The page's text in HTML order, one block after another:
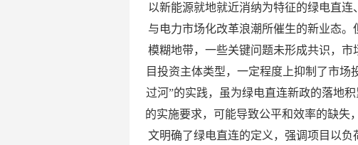
以新能源就地就近消纳为特征的绿电直
与电力市场化改革浪潮所催生的新业态
模糊地带，一些关键问题未形成共识，
目投资主体类型，一定程度上抑制了市
过河”的实践，虽为绿电直连新政的落地
的实施要求，可能导致公平和效率的缺失
文明确了绿电直连的定义，强调项目以